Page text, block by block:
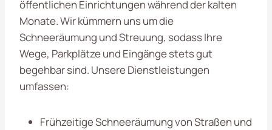
öffentlichen Einrichtungen während der kalten
Monate. Wir kümmern uns um die
Schneeräumung und Streuung, sodass Ihre
Wege, Parkplätze und Eingänge stets gut
begehbar sind. Unsere Dienstleistungen
umfassen:
Frühzeitige Schneeräumung von Straßen und